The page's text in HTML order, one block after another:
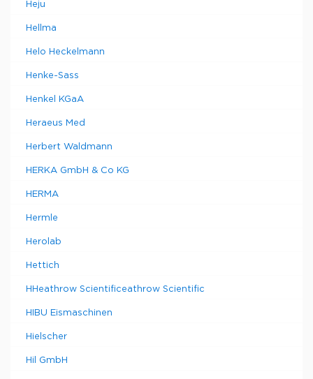
Heju
Hellma
Helo Heckelmann
Henke-Sass
Henkel KGaA
Heraeus Med
Herbert Waldmann
HERKA GmbH & Co KG
HERMA
Hermle
Herolab
Hettich
HHeathrow Scientificeathrow Scientific
HIBU Eismaschinen
Hielscher
Hil GmbH